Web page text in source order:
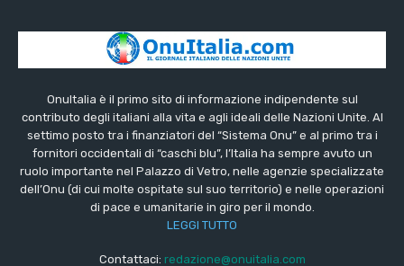
OnuItalia è il primo sito di informazione indipendente sul
contributo degli italiani alla vita e agli ideali delle Nazioni Unite. Al
settimo posto tra i finanziatori del “Sistema Onu” e al primo tra i
fornitori occidentali di “caschi blu”, l’Italia ha sempre avuto un
ruolo importante nel Palazzo di Vetro, nelle agenzie specializzate
dell’Onu (di cui molte ospitate sul suo territorio) e nelle operazioni
di pace e umanitarie in giro per il mondo.
LEGGI TUTTO
Contattaci: redazione@onuitalia.com